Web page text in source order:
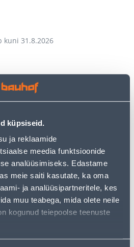
küpsiseid.
ja reklaamide
meedia funktsioonide
analüüsimiseks. Edastame
meie saiti kasutate, ka oma
ja analüüsipartneritele, kes
muu teabega, mida olete neile
kogunud teiepoolse teenuste
kuni 31.8.2026
LISA OSTUKORVI
TOODE